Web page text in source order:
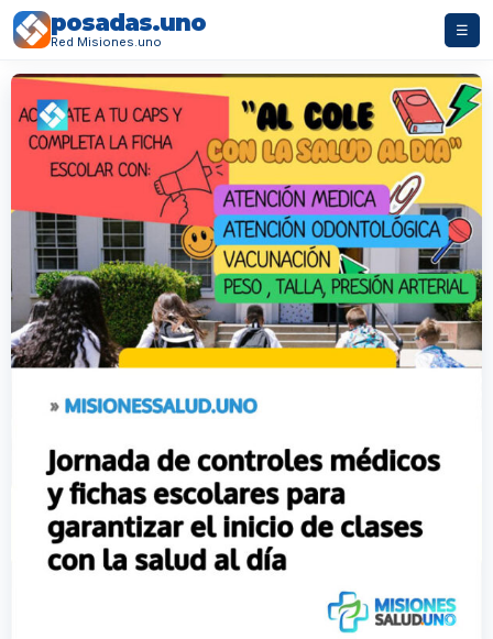
posadas.uno
Red Misiones.uno
☰